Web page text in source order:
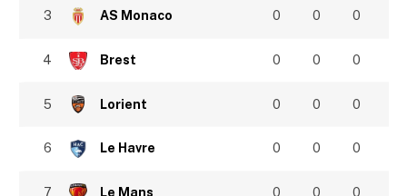
3 AS Monaco 0 0 0
4 Brest 0 0 0
5 Lorient 0 0 0
6 Le Havre 0 0 0
7 Le Mans 0 0 0